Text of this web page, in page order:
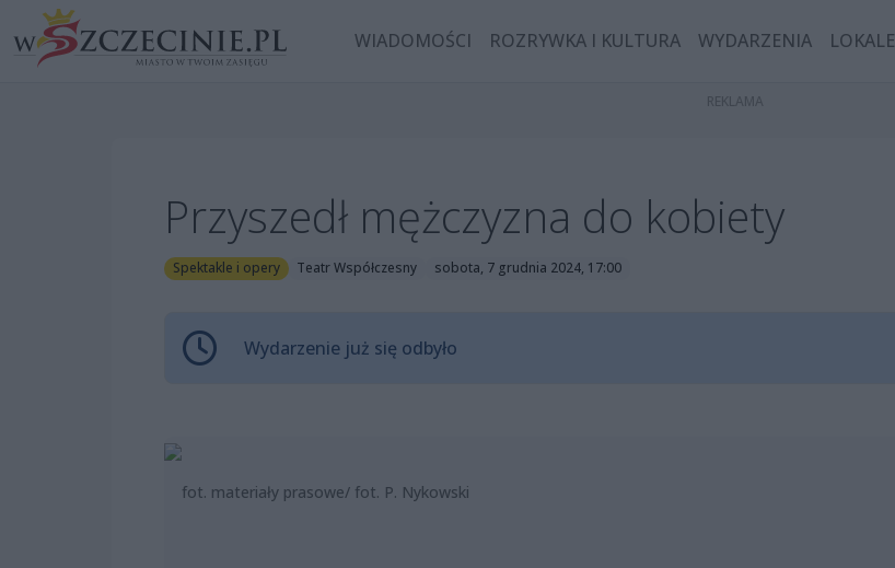
WIADOMOŚCI ROZRYWKA I KULTURA WYDARZENIA LOKALE
Przyszedł mężczyzna do kobiety
Spektakle i opery Teatr Współczesny sobota, 7 grudnia 2024, 17:00
Wydarzenie już się odbyło
fot. materiały prasowe/ fot. P. Nykowski